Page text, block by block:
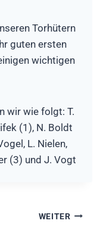
Torhütern
guten ersten
wichtigen
wir wie folgt: T.
(1), N. Boldt
L. Nielen,
(3) und J. Vogt
WEITER